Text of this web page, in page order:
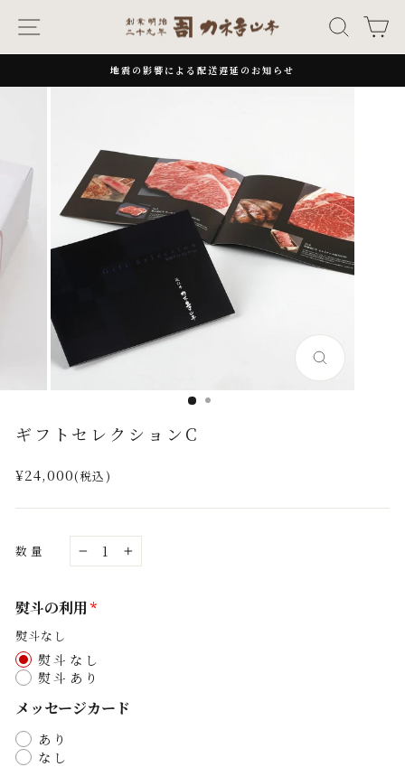
ナビゲーション キーワ
一
地震の影響による配送遅延のお知らせ
閉
じ
ギフトセレクションC
通
価
¥24,000(税込)
数量
+
熨斗の利用
熨斗なし
熨斗なし
熨斗あり
メッセージカード
あり
なし